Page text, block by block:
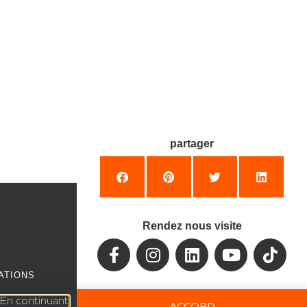
partager
Rendez nous visite
continuant